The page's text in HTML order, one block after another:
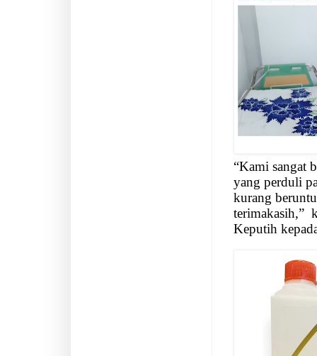
“Kami sangat
yang perduli
kurang
terimakasih,”
Keputih